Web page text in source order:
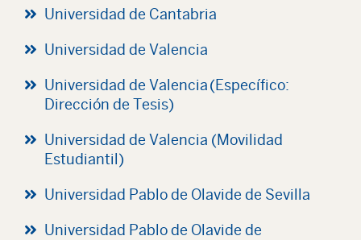
Universidad de Cantabria
Universidad de Valencia
Universidad de Valencia (Específico:
Dirección de Tesis)
Universidad de Valencia (Movilidad
Estudiantil)
Universidad Pablo de Olavide de Sevilla
Universidad Pablo de Olavide de